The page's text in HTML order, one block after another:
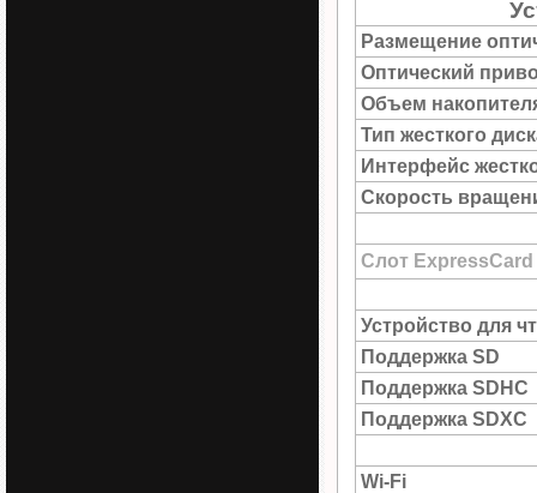
Размещение
Оптический
Объем
Тип жесткого
Интерфейс
Скорость
Слот ExpressCard
Устройство для
Поддержка SD
Поддержка SDHC
Поддержка SDXC
Wi-Fi